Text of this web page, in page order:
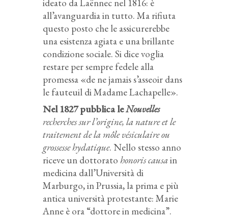
ideato da Laënnec nel 1816: è
all’avanguardia in tutto. Ma rifiuta
questo posto che le assicurerebbe
una esistenza agiata e una brillante
condizione sociale. Si dice voglia
restare per sempre fedele alla
promessa «de ne jamais s’asseoir dans
le fauteuil di Madame Lachapelle».
Nel 1827 pubblica leNouvelles
recherches sur l’origine, la nature et le
traitement de la môle vésiculaire ou
grossesse hydatique. Nello stesso anno
riceve un dottorato honoris causain
medicina dall’Università di
Marburgo, in Prussia, la prima e più
antica università protestante: Marie
Anne è ora “dottore in medicina”.